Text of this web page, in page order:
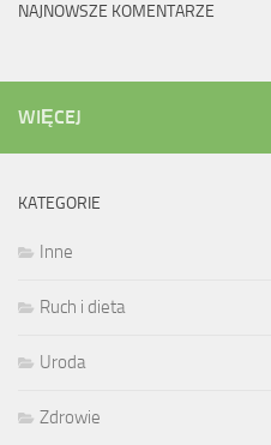
NAJNOWSZE KOMENTARZE
WIĘCEJ
KATEGORIE
Inne
Ruch i dieta
Uroda
Zdrowie